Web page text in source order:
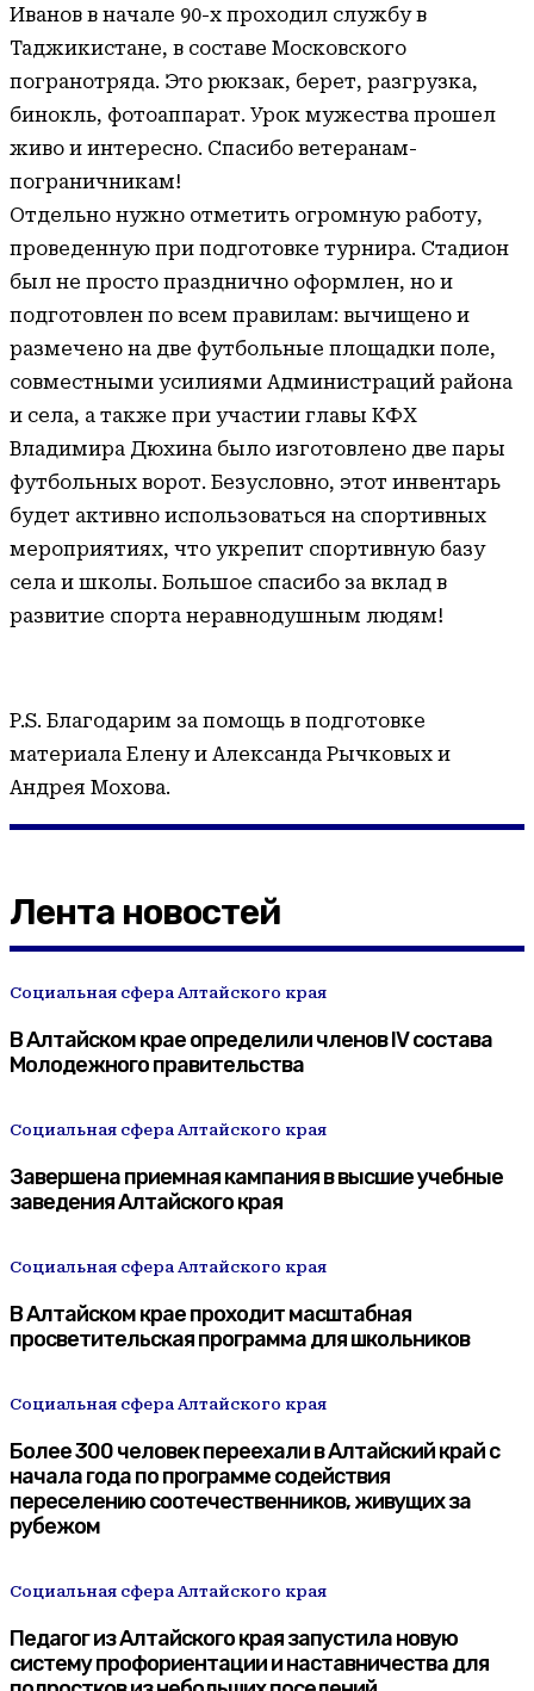
Иванов в начале 90-х проходил службу в
Таджикистане, в составе Московского
погранотряда. Это рюкзак, берет, разгрузка,
бинокль, фотоаппарат. Урок мужества прошел
живо и интересно. Спасибо ветеранам-
пограничникам!
Отдельно нужно отметить огромную работу,
проведенную при подготовке турнира. Стадион
был не просто празднично оформлен, но и
подготовлен по всем правилам: вычищено и
размечено на две футбольные площадки поле,
совместными усилиями Администраций района
и села, а также при участии главы КФХ
Владимира Дюхина было изготовлено две пары
футбольных ворот. Безусловно, этот инвентарь
будет активно использоваться на спортивных
мероприятиях, что укрепит спортивную базу
села и школы. Большое спасибо за вклад в
развитие спорта неравнодушным людям!
P.S. Благодарим за помощь в подготовке
материала Елену и Александа Рычковых и
Андрея Мохова.
Лента новостей
Социальная сфера Алтайского края
В Алтайском крае определили членов IV состава
Молодежного правительства
Социальная сфера Алтайского края
Завершена приемная кампания в высшие учебные
заведения Алтайского края
Социальная сфера Алтайского края
В Алтайском крае проходит масштабная
просветительская программа для школьников
Социальная сфера Алтайского края
Более 300 человек переехали в Алтайский край с
начала года по программе содействия
переселению соотечественников, живущих за
рубежом
Социальная сфера Алтайского края
Педагог из Алтайского края запустила новую
систему профориентации и наставничества для